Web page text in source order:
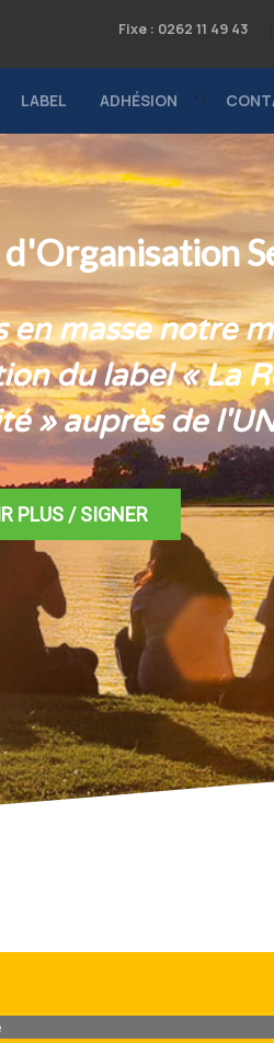
Fixe : 0262 11 49 43
LABEL ADHÉSION ">
en masse notre
du label « La
» auprès de
PLUS / SIGNER